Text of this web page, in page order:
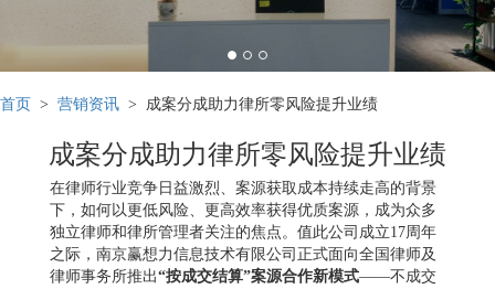
首页 > 营销资讯 > 成案分成助力律所零风险提升业绩
成案分成助力律所零风险提升业绩
在律师行业竞争日益激烈、案源获取成本持续走高的背景
下，如何以更低风险、更高效率获得优质案源，成为众多
独立律师和律所管理者关注的焦点。值此公司成立17周年
之际，南京赢想力信息技术有限公司正式面向全国律师及
律师事务所推出“按成交结算”案源合作新模式——不成交